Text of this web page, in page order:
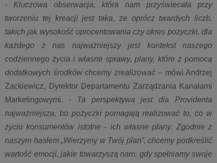
- Kluczowa obserwacja, która nam przyświecała przy
tworzeniu tej kreacji jest taka, że oprócz twardych liczb,
takich jak wysokość oprocentowania czy okres pożyczki, dla
każdego z nas najważniejszy jest kontekst naszego
codziennego życia i własne sprawy, plany, które z pomocą
dodatkowych środków chcemy zrealizować– mówi Andrzej
Zackiewicz, Dyrektor Departamentu Zarządzania Kanałami
Marketingowymi. - Ta perspektywa jest dla Providenta
najważniejsza, bo pożyczki pomagają realizować to, co w
życiu konsumentów istotne - ich własne plany. Zgodnie z
naszym hasłem „Wierzymy w Twój plan”, chcemy podkreślić
wartość emocji, jakie towarzyszą nam, gdy spełniamy swoje